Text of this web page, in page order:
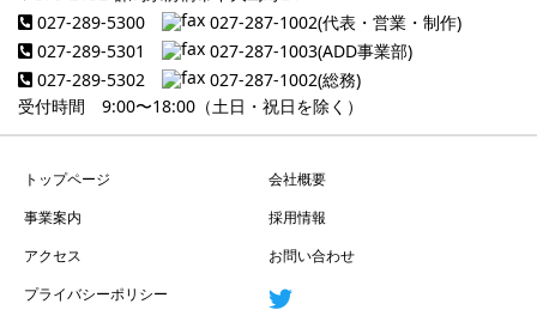
027-289-5300
027-287-1002(代表・営業・制作)
027-289-5301
027-287-1003(ADD事業部)
027-289-5302
027-287-1002(総務)
受付時間 9:00〜18:00（土日・祝日を除く）
トップページ
会社概要
事業案内
採用情報
アクセス
お問い合わせ
プライバシーポリシー